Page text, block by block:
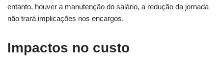
entanto, houver a manutenção do salário, a redução da jornada
não trará implicações nos encargos.
Impactos no custo